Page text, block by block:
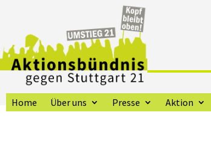
Home Über uns Presse Aktion